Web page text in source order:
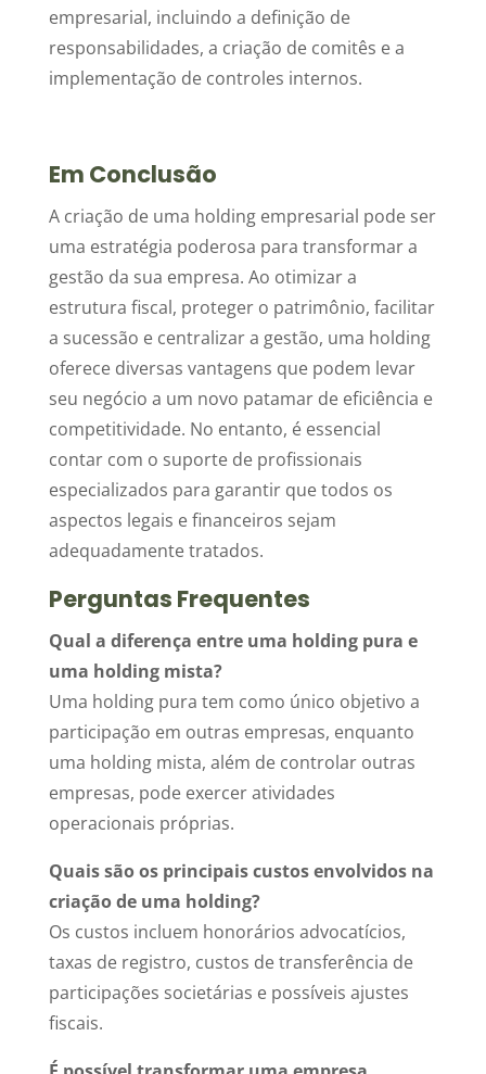
empresarial, incluindo a definição de
responsabilidades, a criação de comitês e a
implementação de controles internos.
Em Conclusão
A criação de uma holding empresarial pode ser
uma estratégia poderosa para transformar a
gestão da sua empresa. Ao otimizar a
estrutura fiscal, proteger o patrimônio, facilitar
a sucessão e centralizar a gestão, uma holding
oferece diversas vantagens que podem levar
seu negócio a um novo patamar de eficiência e
competitividade. No entanto, é essencial
contar com o suporte de profissionais
especializados para garantir que todos os
aspectos legais e financeiros sejam
adequadamente tratados.
Perguntas Frequentes
Qual a diferença entre uma holding pura e
uma holding mista?
Uma holding pura tem como único objetivo a
participação em outras empresas, enquanto
uma holding mista, além de controlar outras
empresas, pode exercer atividades
operacionais próprias.
Quais são os principais custos envolvidos na
criação de uma holding?
Os custos incluem honorários advocatícios,
taxas de registro, custos de transferência de
participações societárias e possíveis ajustes
fiscais.